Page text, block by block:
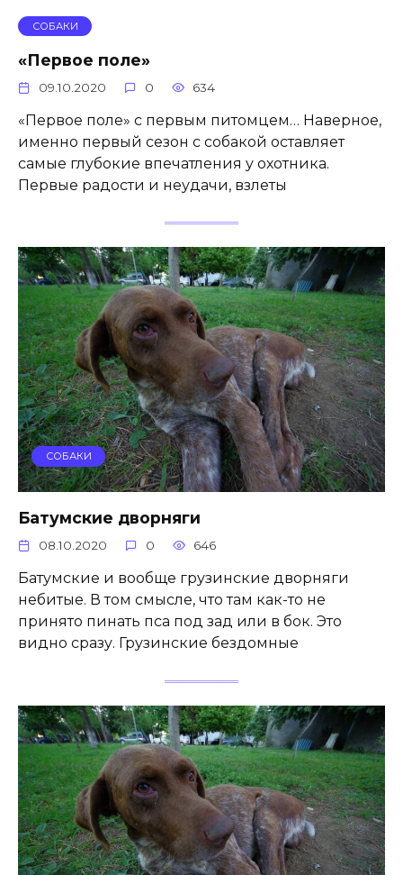
СОБАКИ
«Первое поле»
09.10.2020 0 634
«Первое поле» с первым питомцем… Наверное,
именно первый сезон с собакой оставляет
самые глубокие впечатления у охотника.
Первые радости и неудачи, взлеты
СОБАКИ
Батумские дворняги
08.10.2020 0 646
Батумские и вообще грузинские дворняги
небитые. В том смысле, что там как-то не
принято пинать пса под зад или в бок. Это
видно сразу. Грузинские бездомные